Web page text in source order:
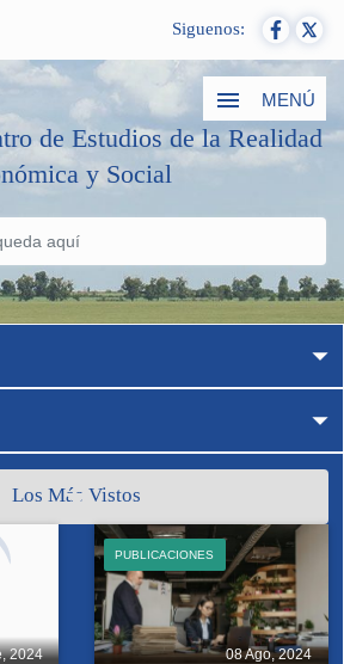
Siguenos:
MENÚ
de Estudios de la Realidad
y Social
Los Más Vistos
2024 08 Ago, 2024
PUBLICACIONES